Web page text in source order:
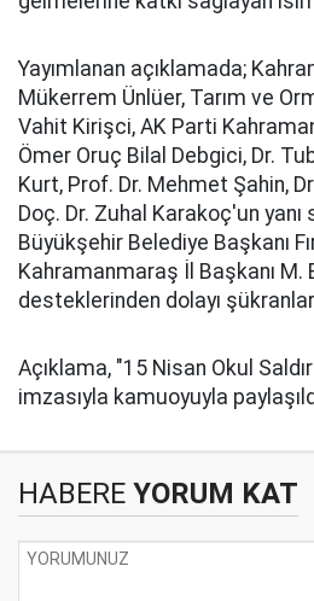
Yayımlanan açıklamada;
Mükerrem Ünlüer, Tarım ve
Vahit Kirişci, AK Parti
Ömer Oruç Bilal Debgici, Dr.
Kurt, Prof. Dr. Mehmet Şahin,
Doç. Dr. Zuhal Karakoç'un
Büyükşehir Belediye Başkanı
Kahramanmaraş İl Başkanı M.
desteklerinden dolayı
Açıklama, "15 Nisan Okul
imzasıyla kamuoyuyla
HABERE YORUM KAT